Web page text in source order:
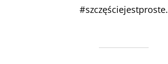
#szczęściejestproste.